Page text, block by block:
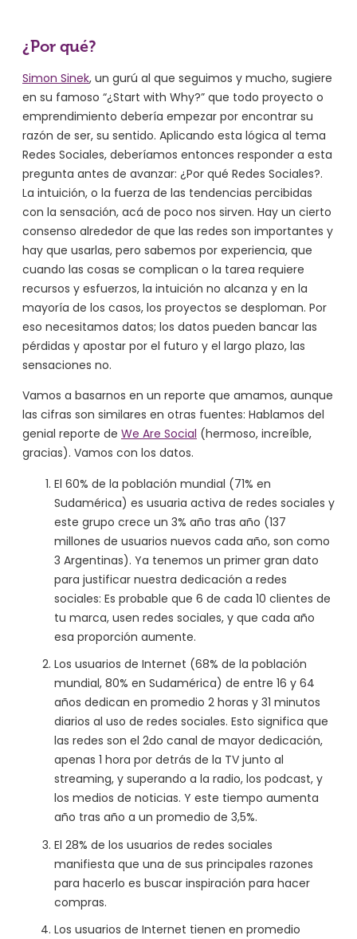
¿Por qué?
Simon Sinek, un gurú al que seguimos y mucho, sugiere
en su famoso “¿Start with Why?” que todo proyecto o
emprendimiento debería empezar por encontrar su
razón de ser, su sentido. Aplicando esta lógica al tema
Redes Sociales, deberíamos entonces responder a esta
pregunta antes de avanzar: ¿Por qué Redes Sociales?.
La intuición, o la fuerza de las tendencias percibidas
con la sensación, acá de poco nos sirven. Hay un cierto
consenso alrededor de que las redes son importantes y
hay que usarlas, pero sabemos por experiencia, que
cuando las cosas se complican o la tarea requiere
recursos y esfuerzos, la intuición no alcanza y en la
mayoría de los casos, los proyectos se desploman. Por
eso necesitamos datos; los datos pueden bancar las
pérdidas y apostar por el futuro y el largo plazo, las
sensaciones no.
Vamos a basarnos en un reporte que amamos, aunque
las cifras son similares en otras fuentes: Hablamos del
genial reporte de We Are Social (hermoso, increíble,
gracias). Vamos con los datos.
El 60% de la población mundial (71% en
Sudamérica) es usuaria activa de redes sociales y
este grupo crece un 3% año tras año (137
millones de usuarios nuevos cada año, son como
3 Argentinas). Ya tenemos un primer gran dato
para justificar nuestra dedicación a redes
sociales: Es probable que 6 de cada 10 clientes de
tu marca, usen redes sociales, y que cada año
esa proporción aumente.
Los usuarios de Internet (68% de la población
mundial, 80% en Sudamérica) de entre 16 y 64
años dedican en promedio 2 horas y 31 minutos
diarios al uso de redes sociales. Esto significa que
las redes son el 2do canal de mayor dedicación,
apenas 1 hora por detrás de la TV junto al
streaming, y superando a la radio, los podcast, y
los medios de noticias. Y este tiempo aumenta
año tras año a un promedio de 3,5%.
El 28% de los usuarios de redes sociales
manifiesta que una de sus principales razones
para hacerlo es buscar inspiración para hacer
compras.
Los usuarios de Internet tienen en promedio